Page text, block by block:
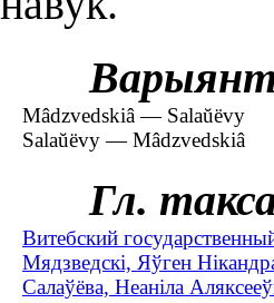
Mâdzvedskiâ — Salaŭëvy
Salaŭëvy — Mâdzvedskiâ
Гл.
Витебский
Мядзведскі, Яўген
Салаўёва, Неаніла